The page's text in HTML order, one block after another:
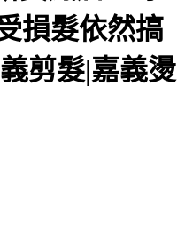
損髮依然搞
剪髮|嘉義燙